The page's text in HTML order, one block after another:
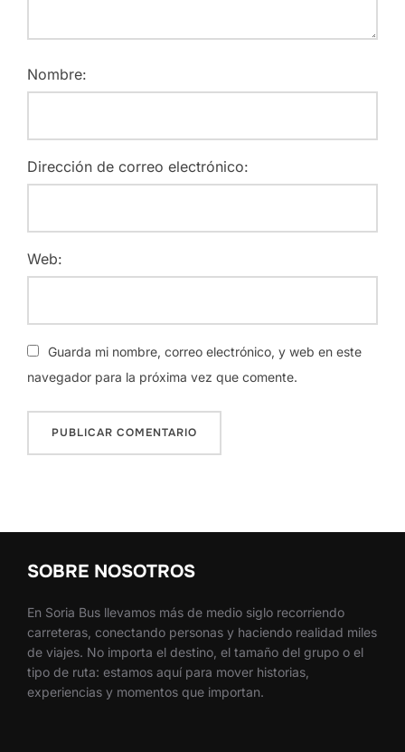
Nombre:
Dirección de correo electrónico:
Web:
Guarda mi nombre, correo electrónico, y web en este
navegador para la próxima vez que comente.
SOBRE NOSOTROS
En Soria Bus llevamos más de medio siglo recorriendo
carreteras, conectando personas y haciendo realidad miles
de viajes. No importa el destino, el tamaño del grupo o el
tipo de ruta: estamos aquí para mover historias,
experiencias y momentos que importan.